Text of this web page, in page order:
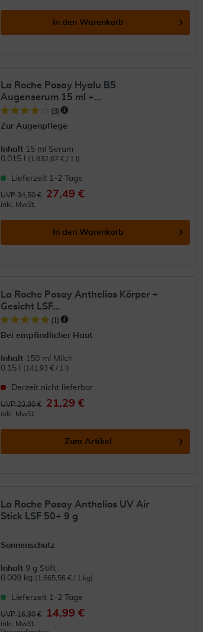
In den Warenkorb
La Roche Posay Hyalu B5
Augenserum 15 ml +...
(3)
Zur Augenpflege
Inhalt 15 ml Serum
0.015 l
(1.832,67 € / 1 l)
Lieferzeit 1-2 Tage
UVP 34,50 € 27,49 €
inkl. MwSt.
In den Warenkorb
La Roche Posay Anthelios Körper +
Gesicht LSF...
(1)
Bei empfindlicher Haut
Inhalt 150 ml Milch
0.15 l
(141,93 € / 1 l)
Derzeit nicht lieferbar
UVP 23,90 € 21,29 €
inkl. MwSt.
Zum Artikel
La Roche Posay Anthelios UV Air
Stick LSF 50+ 9 g
Sonnenschutz
Inhalt 9 g Stift
0.009 kg (1.665,56 € / 1 kg)
Lieferzeit 1-2 Tage
UVP 16,90 € 14,99 €
inkl. MwSt.